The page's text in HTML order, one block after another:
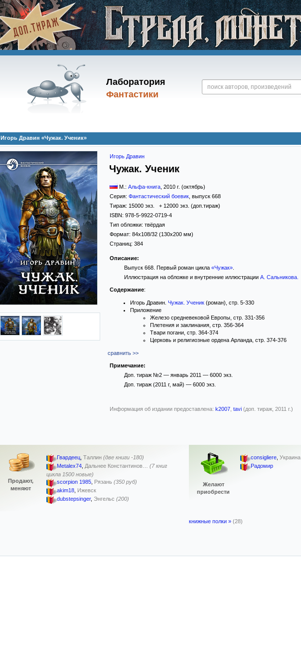
Лаборатория
Фантастики
Игорь Дравин «Чужак. Ученик»
Игорь Дравин
Чужак. Ученик
М.: Альфа-книга 2010 г. (октябрь)
Серия: Фантастический боевик , выпуск 668
Тираж: 15000 экз. + 12000 экз. (доп.тираж)
ISBN: 978-5-9922-0719-4
Тип обложки: твёрдая
Формат: 84x108/32 (130x200 мм)
Страниц: 384
Описание:
Выпуск 668. Первый роман цикла «Чужак».
Иллюстрация на обложке и внутренние иллюстрации А. Сальникова.
Содержание:
Игорь Дравин. Чужак. Ученик (роман), стр. 5-330
Приложение
Железо средневековой Европы, стр. 331-356
Плетения и заклинания, стр. 356-364
Твари погани, стр. 364-374
Церковь и религиозные ордена Арланда, стр. 374-376
сравнить >>
Примечание:
Доп. тираж №2 — январь 2011 — 6000 экз.
Доп. тираж (2011 г, май) — 6000 экз.
Информация об издании предоставлена: k2007 tavi (доп. тираж, 2011 г.)
Продают,
меняют
Гвардеец, Таллин (две книги -180)
Metalex74, Дальнее Константинов… (7 книг
цикла 1500 новые)
scorpion 1985, Рязань (350 руб)
akim18, Ижевск
dubstepsinger, Энгельс (200)
Желают
приобрести
consigliere, Украина
Радомир
книжные полки » (28)